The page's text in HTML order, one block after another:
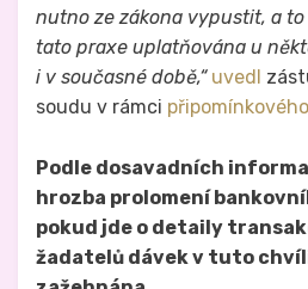
nutno ze zákona vypustit, a
tato praxe uplatňována u
i v současné době,“ uvedl
soudu v rámci
Podle dosavadních
hrozba prolomení
pokud jde o detaily
žadatelů dávek v tuto